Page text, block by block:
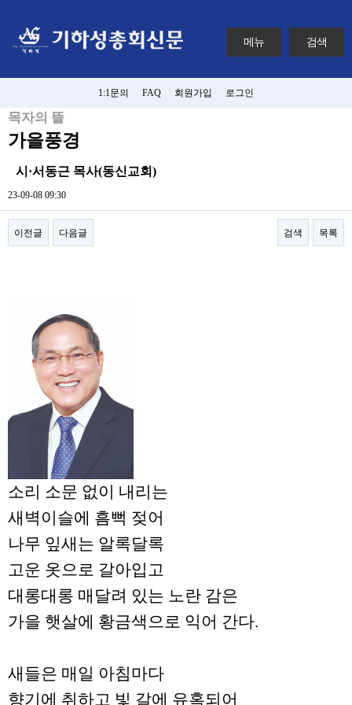
메뉴 검색
1:1문의 FAQ 회원가입 로그인
목자의 뜰
가을풍경
시·서동근 목사(동신교회)
23-09-08 09:30
이전글 다음글 검색 목록
소리 소문 없이 내리는
새벽이슬에 흠뻑 젖어
나무 잎새는 알록달록
고운 옷으로 갈아입고
대롱대롱 매달려 있는 노란 감은
가을 햇살에 황금색으로 익어 간다.
새들은 매일 아침마다
향기에 취하고 빛 갈에 유혹되어